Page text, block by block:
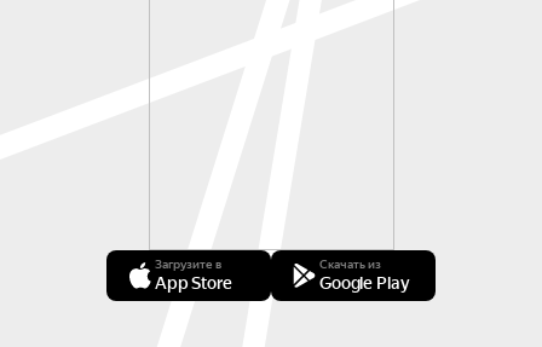
Загрузите в
App Store
Скачать из
Google Play